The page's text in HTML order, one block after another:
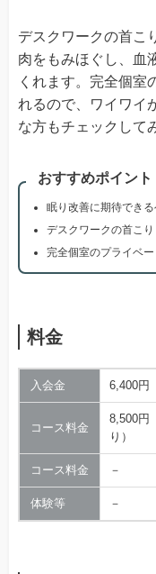
デスクワークの首こ
肉をもみほぐし、血
くれます。完全個室
れるので、ワイワイ
な方もチェックして
おすすめポイント
眠り改善に期待でき
デスクワークの首こ
完全個室のプライベー
料金
入会金 6,400円
コース料金
8,500円
り）
コース料金 －
体験等 －